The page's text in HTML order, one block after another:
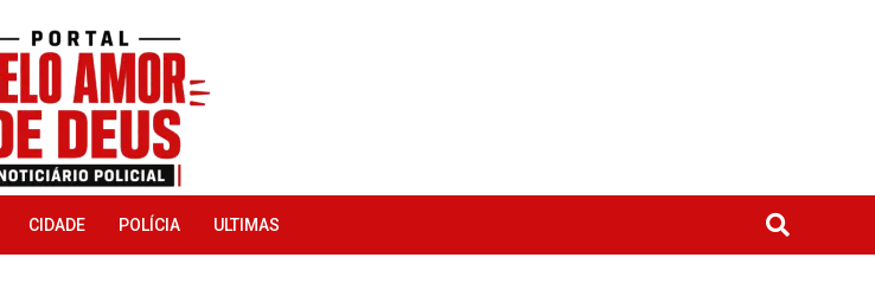
CIDADE POLÍCIA ULTIMAS